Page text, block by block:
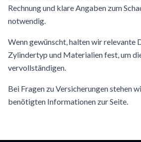
Rechnung und klare Angaben zum
notwendig.
Wenn gewünscht, halten wir relevante
Zylindertyp und Materialien fest, um
vervollständigen.
Bei Fragen zu Versicherungen stehen
benötigten Informationen zur Seite.